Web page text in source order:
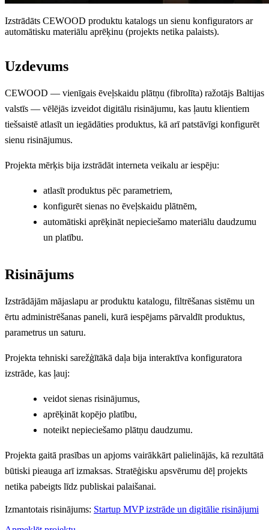
Izstrādāts CEWOOD produktu katalogs un sienu konfigurators ar
automātisku materiālu aprēķinu (projekts netika palaists).
Uzdevums
CEWOOD — vienīgais ēveļskaidu plātņu (fibrolīta) ražotājs Baltijas
valstīs — vēlējās izveidot digitālu risinājumu, kas ļautu klientiem
tiešsaistē atlasīt un iegādāties produktus, kā arī patstāvīgi konfigurēt
sienu risinājumus.
Projekta mērķis bija izstrādāt interneta veikalu ar iespēju:
atlasīt produktus pēc parametriem,
konfigurēt sienas no ēveļskaidu plātnēm,
automātiski aprēķināt nepieciešamo materiālu daudzumu
un platību.
Risinājums
Izstrādājām mājaslapu ar produktu katalogu, filtrēšanas sistēmu un
ērtu administrēšanas paneli, kurā iespējams pārvaldīt produktus,
parametrus un saturu.
Projekta tehniski sarežģītākā daļa bija interaktīva konfiguratora
izstrāde, kas ļauj:
veidot sienas risinājumus,
aprēķināt kopējo platību,
noteikt nepieciešamo plātņu daudzumu.
Projekta gaitā prasības un apjoms vairākkārt palielinājās, kā rezultātā
būtiski pieauga arī izmaksas. Stratēģisku apsvērumu dēļ projekts
netika pabeigts līdz publiskai palaišanai.
Izmantotais risinājums: Startup MVP izstrāde un digitālie risinājumi